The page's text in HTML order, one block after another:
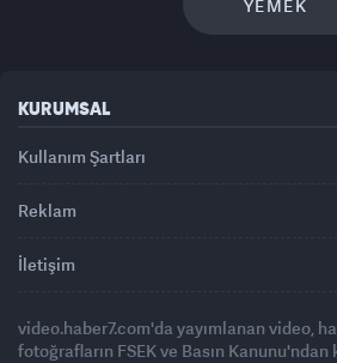
YEMEK
KURUMSAL
Kullanım Şartları
Reklam
İletişim
video.haber7.com'da yayımlanan video,
fotoğrafların FSEK ve Basın